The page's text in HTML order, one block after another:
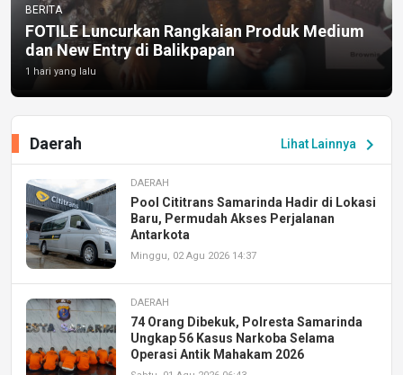
BERITA
FOTILE Luncurkan Rangkaian Produk Medium
dan New Entry di Balikpapan
1 hari yang lalu
Lihat Lainnya chevron_right
Daerah
DAERAH
Pool Cititrans Samarinda Hadir di Lokasi
Baru, Permudah Akses Perjalanan
Antarkota
Minggu, 02 Agu 2026 14:37
DAERAH
74 Orang Dibekuk, Polresta Samarinda
Ungkap 56 Kasus Narkoba Selama
Operasi Antik Mahakam 2026